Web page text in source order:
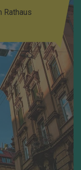
Rathaus